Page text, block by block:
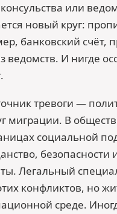
или
новый круг:
банковский счёт,
И нигде
тревоги —
миграции. В
социальной
безопасности
Легальный
конфликтов, но
среде.